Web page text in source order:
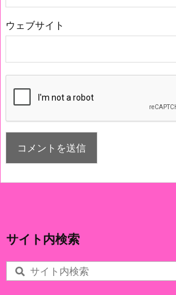
ウェブサイト
サイト内検索